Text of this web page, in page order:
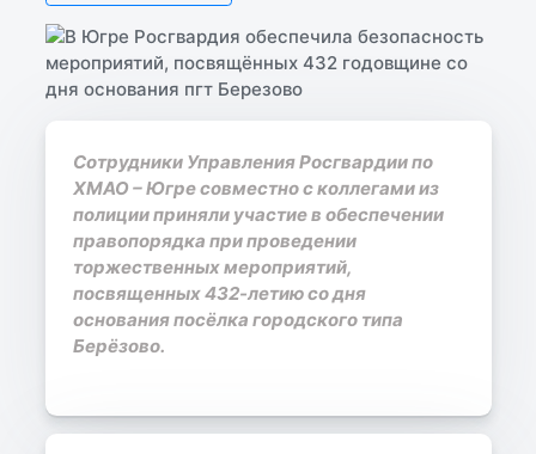
​Сотрудники Управления Росгвардии по
ХМАО – Югре совместно с коллегами из
полиции приняли участие в обеспечении
правопорядка при проведении
торжественных мероприятий,
посвященных 432-летию со дня
основания посёлка городского типа
Берёзово.